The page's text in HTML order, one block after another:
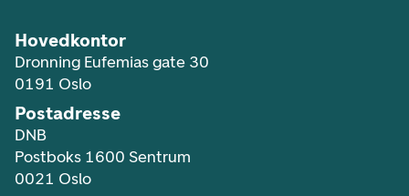
Hovedkontor
Dronning Eufemias gate 30
0191 Oslo
Postadresse
DNB
Postboks 1600 Sentrum
0021 Oslo